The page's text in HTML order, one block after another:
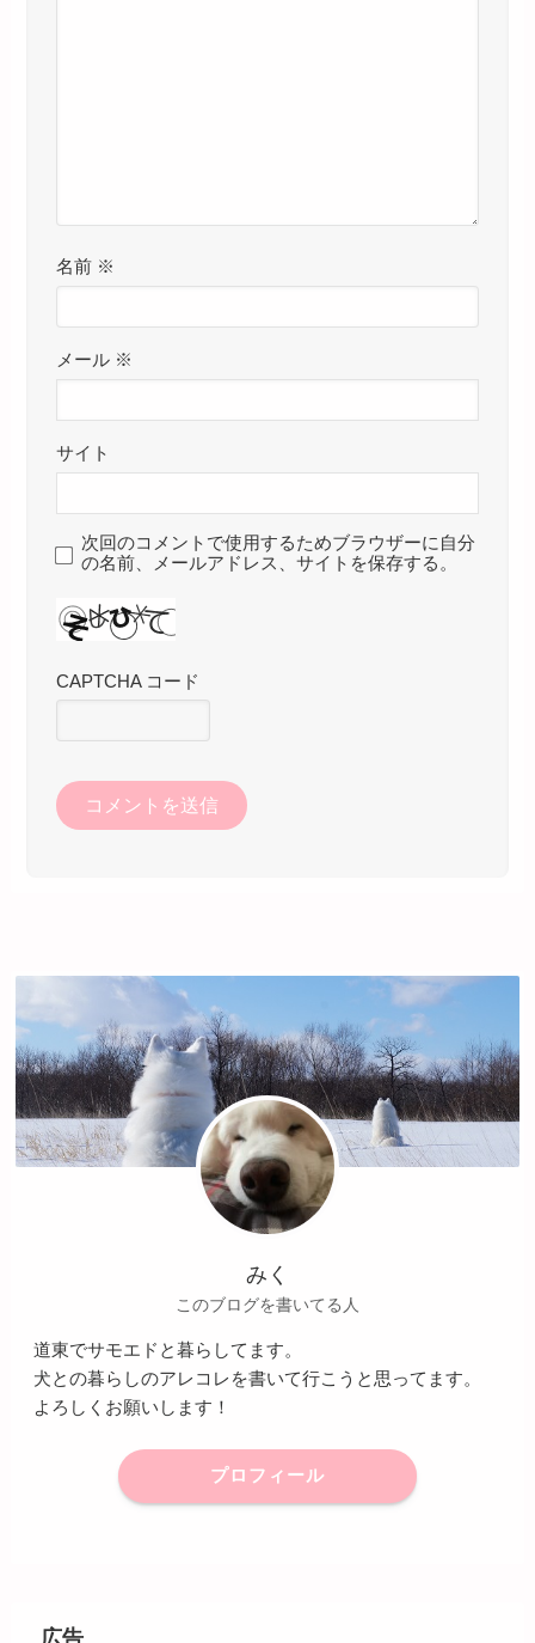
名前 ※
メール ※
サイト
次回のコメントで使用するためブラウザーに自分
の名前、メールアドレス、サイトを保存する。
CAPTCHA コード
みく
このブログを書いてる人
道東でサモエドと暮らしてます。
犬との暮らしのアレコレを書いて行こうと思ってます。
よろしくお願いします！
プロフィール
広告